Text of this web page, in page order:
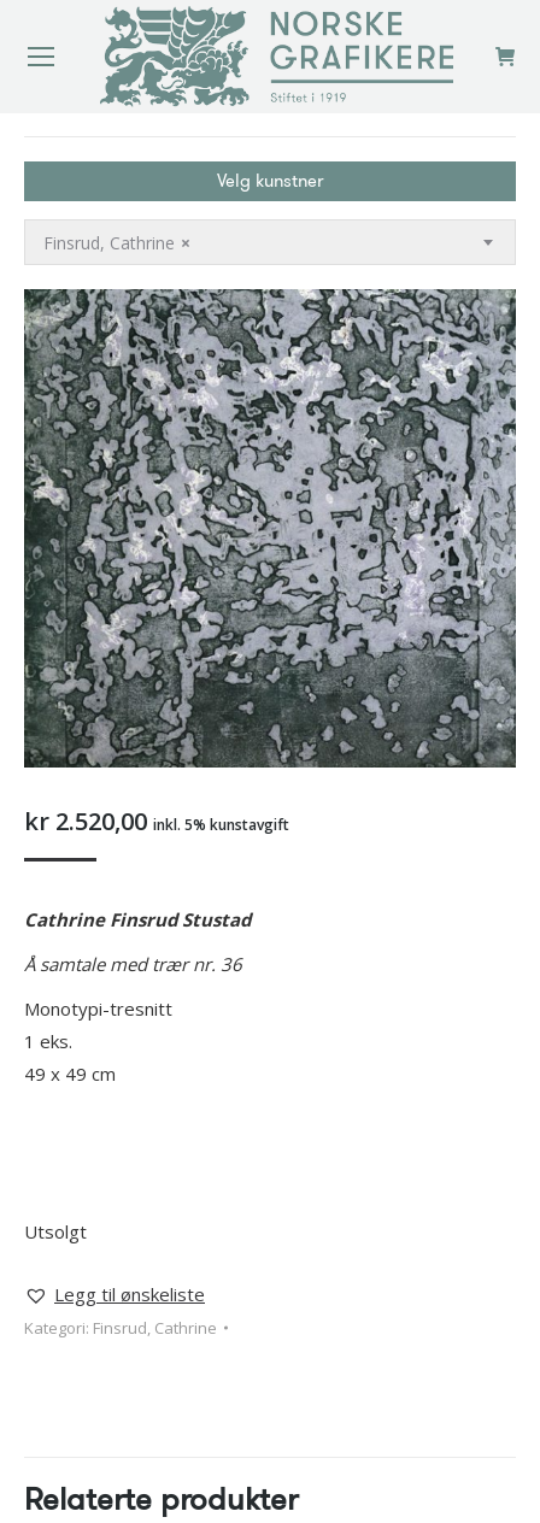
Velg kunstner
×
Finsrud, Cathrine
kr 2.520,00 inkl. 5% kunstavgift
Cathrine Finsrud Stustad
Å samtale med trær nr. 36
Monotypi-tresnitt
1 eks.
49 x 49 cm
Utsolgt
Legg til ønskeliste
Kategori: Finsrud, Cathrine
Relaterte produkter